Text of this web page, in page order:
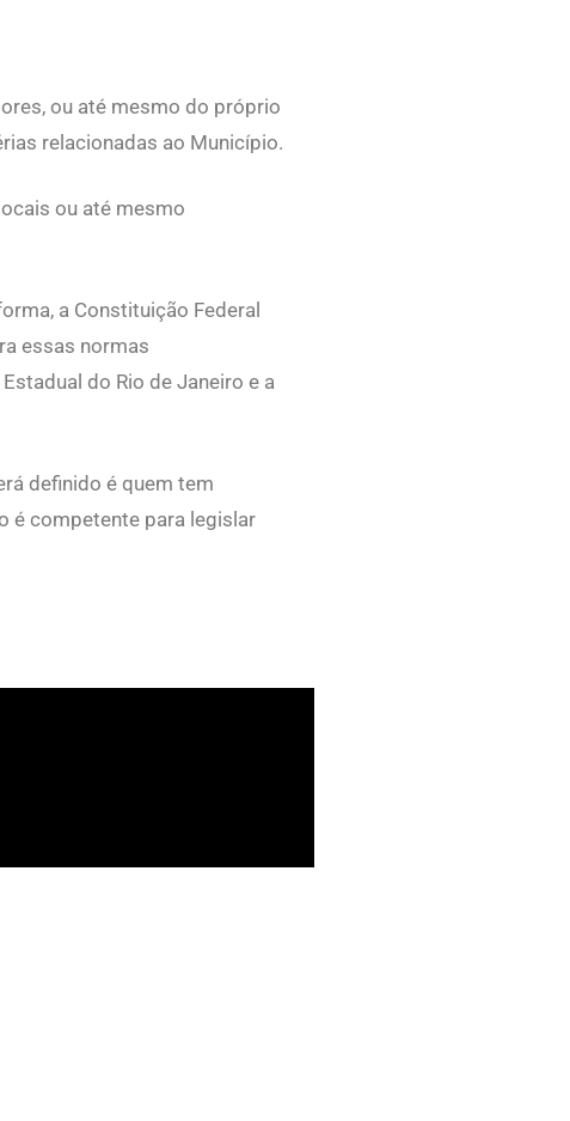
ou até mesmo do próprio
relacionadas ao Município.
ou até mesmo
a Constituição Federal
essas normas
do Rio de Janeiro e a
definido é quem tem
é competente para legislar